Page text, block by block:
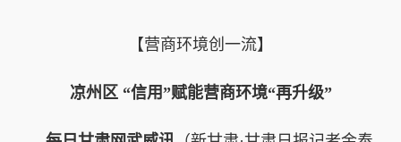
【营商环境创一流】
凉州区 “信用”赋能营商环境“再升级”